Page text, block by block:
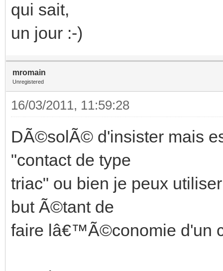
qui sait,
un jour :-)
mromain
Unregistered
16/03/2011, 11:59:28
DÃ©solÃ© d'insister mais
"contact de type
triac" ou bien je peux
but Ã©tant de
faire lâ€™Ã©conomie d'un